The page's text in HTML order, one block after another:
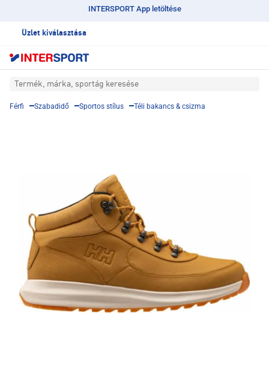
INTERSPORT App letöltése
Üzlet kiválasztása
Termék, márka, sportág keresése
Férfi Szabadidő Sportos stílus Téli bakancs & csizma